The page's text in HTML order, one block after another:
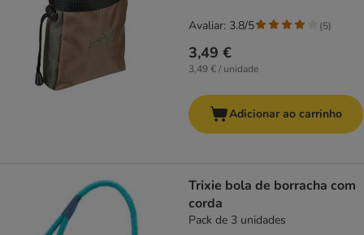
3,49 €
3,49 € / unidade
Avaliar: 3.8/5 (5)
Adicionar ao carrinho
Trixie bola de borracha com
corda
Pack de 3 unidades